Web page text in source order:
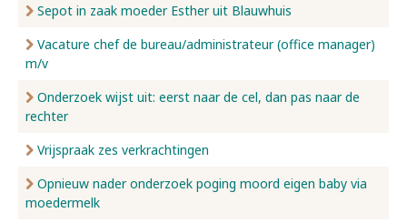
Sepot in zaak moeder Esther uit Blauwhuis
Vacature chef de bureau/administrateur (office manager)
m/v
Onderzoek wijst uit: eerst naar de cel, dan pas naar de
rechter
Vrijspraak zes verkrachtingen
Opnieuw nader onderzoek poging moord eigen baby via
moedermelk